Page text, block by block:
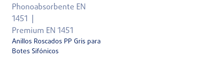
Phonoabsorbente EN
1451
Premium EN 1451
Anillos Roscados PP Gris para
Botes Sifónicos